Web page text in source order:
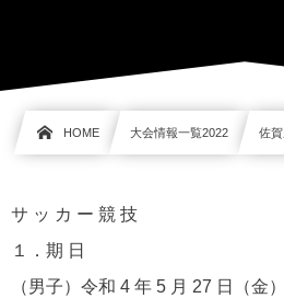
HOME 大会情報一覧2022 佐
サ ッ カ ー 競 技
１．期 日
（男子）令和 4 年 5 月 27 日（金